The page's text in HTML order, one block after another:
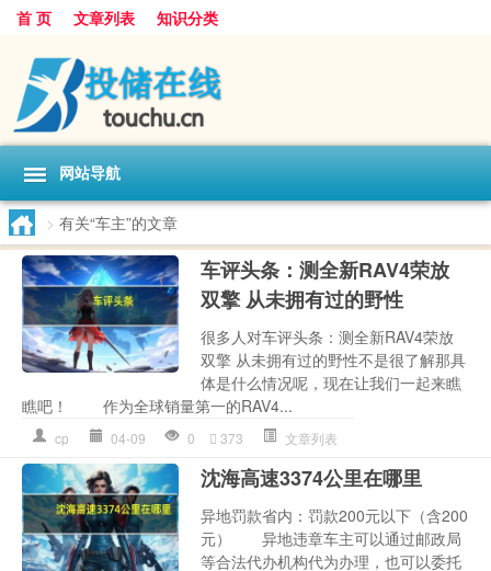
首 页 文章列表 知识分类
网站导航
> 有关“车主”的文章
车评头条：测全新RAV4荣放
双擎 从未拥有过的野性
很多人对车评头条：测全新RAV4荣放
双擎 从未拥有过的野性不是很了解那具
体是什么情况呢，现在让我们一起来瞧
瞧吧！ 作为全球销量第一的RAV4...
cp 04-09 0 373 文章列表
沈海高速3374公里在哪里
异地罚款省内：罚款200元以下（含200
元） 异地违章车主可以通过邮政局
等合法代办机构代为办理，也可以委托